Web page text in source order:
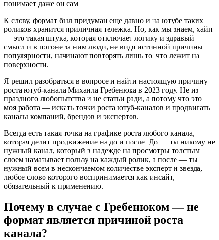
К слову, формат был придуман еще давно и на ютубе таких
роликов хранится приличная тележка. Но, как мы знаем, хайп
— это такая штука, которая отключает логику и здравый
смысл и в погоне за ним люди, не видя истинной причины
популярности, начинают повторять лишь то, что лежит на
поверхности.
Я решил разобраться в вопросе и найти настоящую причину
роста ютуб-канала Михаила Гребенюка в 2023 году. Не из
праздного любопытства и не статьи ради, а потому что это
моя работа — искать точки роста ютуб-каналов и продвигать
каналы компаний, брендов и экспертов.
Всегда есть такая точка на графике роста любого канала,
которая делит продвижение на до и после. До — ты никому не
нужный канал, который в надежде на просмотры толстым
слоем намазывает пользу на каждый ролик, а после — ты
нужный всем в нескончаемом количестве эксперт и звезда,
любое слово которого воспринимается как инсайт,
обязательный к применению.
Почему в случае с Гребенюком — не
формат является причиной роста
канала?